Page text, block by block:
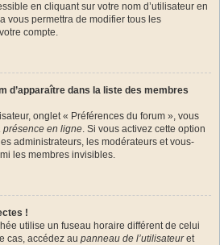
en cliquant sur votre nom d’utilisateur en
vous permettra de modifier tous les
compte.
d’apparaître dans la liste des membres
onglet « Préférences du forum », vous
présence en ligne. Si vous activez cette option
administrateurs, les modérateurs et vous-
les membres invisibles.
!
utilise un fuseau horaire différent de celui
cas, accédez au panneau de l’utilisateuret